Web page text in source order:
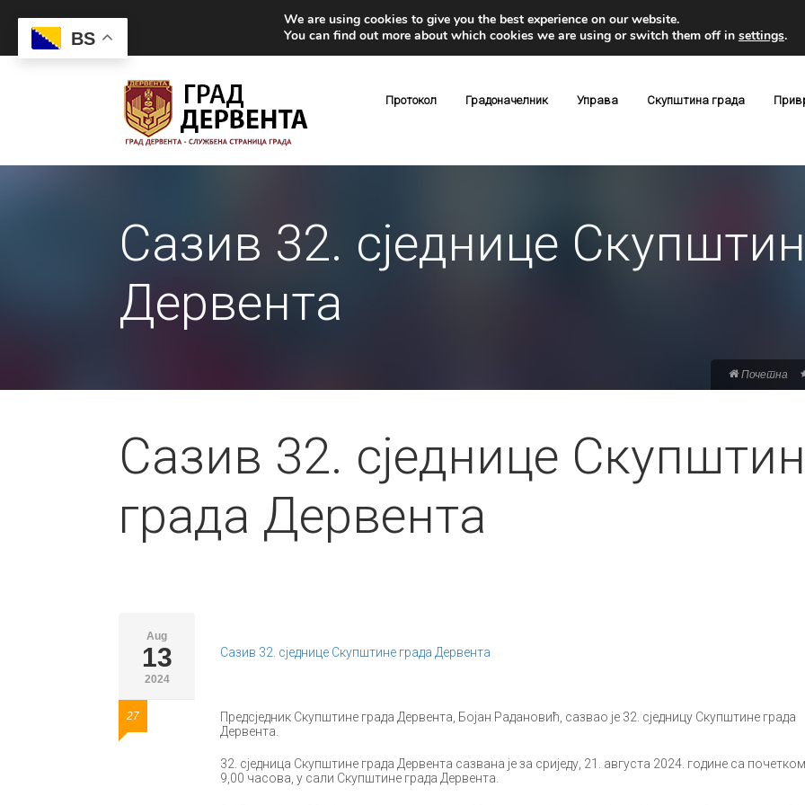
Протокол Градоначелник Управа Скупштина града
Сазив 32. сједнице
Дервента
Почетна
Сазив 32. сједнице
града Дервента
Aug
13
2024
27
Сазив 32. сједнице Скупштине града Дервента
Предсједник Скупштине града Дервента, Бојан Радановић, сазвао је 32. сједницу Скупштине града
Дервента.
32. сједница Скупштине града Дервента сазвана је за сриједу, 21. августа 2024. године са
9,00 часова, у сали Скупштине града Дервента.
BS
We are using cookies to give you the best experience on our website.
You can find out more about which cookies we are using or switch them off in settings.